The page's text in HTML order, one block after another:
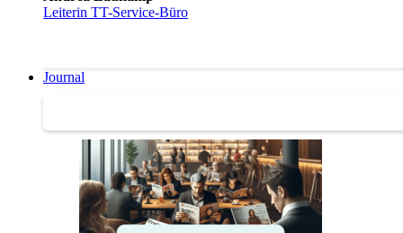
Leiterin TT-Service-Büro
Journal